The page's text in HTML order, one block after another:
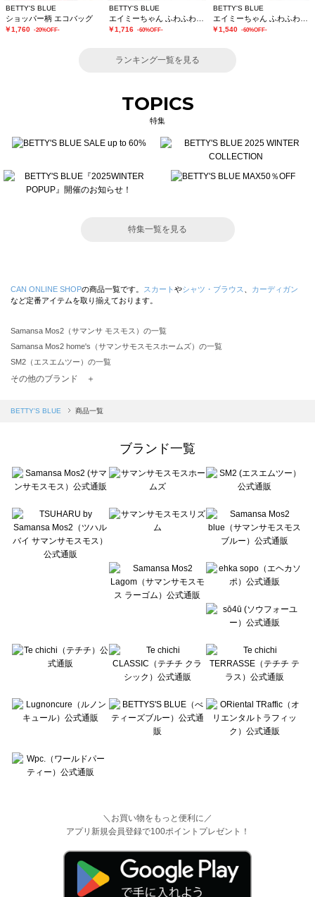
BETTY'S BLUE
ショッパー柄 エコバッグ
￥1,760 -20%OFF-
BETTY'S BLUE
￥1,716 -60%OFF-
BETTY'S BLUE
エイミーちゃん ふわふわイヤーマフ
￥1,540 -60%OFF-
ランキング一覧を見る
TOPICS
特集
特集一覧を見る
CAN ONLINE SHOPの商品一覧です。 スカート やシャツ・ブラウス
カーディガン
など定番アイテムを取り揃えております。
Samansa Mos2（サマンサ モスモス）の一覧
Samansa Mos2 home's（サマンサモスモスホームズ）の一覧
SM2（エスエムツー）の一覧
TSUHARU by Samansa Mos2（ツハルバイサマンサモスモス）の一覧
Samansa Mos2 blue（サマンサモスモス ブルー）の一覧
Te chichi（テチチ）の一覧
Te chichi CLASSIC（テチチ クラシック）の一覧
Lugnoncure（ルノンキュール）の一覧
BETTY'S BLUE（べティーズブルー）の一覧
Wpc.（ワールドパーティー）の一覧
その他のブランド ＋
BETTY'S BLUE 商品一覧
ブランド一覧
＼お買い物をもっと便利に／
アプリ新規会員登録で100ポイントプレゼント！